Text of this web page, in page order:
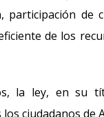
participación de
de los
la ley, en su
ciudadanos de